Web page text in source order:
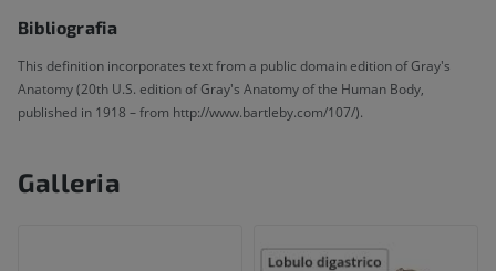
Bibliografia
This definition incorporates text from a public domain edition of Gray's
Anatomy (20th U.S. edition of Gray's Anatomy of the Human Body,
published in 1918 – from http://www.bartleby.com/107/).
Galleria